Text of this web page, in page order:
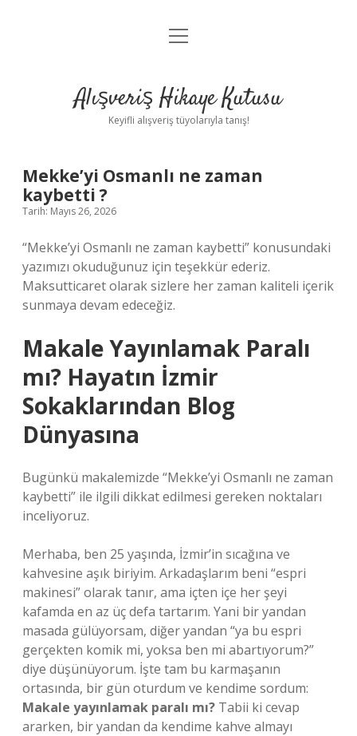
Anasayfa
Yasal Uyarı
menüyü
Alışveriş Hikaye Kutusu
Keyifli alışveriş tüyolarıyla tanış!
Mekke’yi Osmanlı ne zaman
kaybetti ?
Tarih: Mayıs 26, 2026
“Mekke’yi Osmanlı ne zaman kaybetti” konusundaki
yazımızı okuduğunuz için teşekkür ederiz.
Maksutticaret olarak sizlere her zaman kaliteli içerik
sunmaya devam edeceğiz.
Makale Yayınlamak Paralı
mı? Hayatın İzmir
Sokaklarından Blog
Dünyasına
Bugünkü makalemizde “Mekke’yi Osmanlı ne zaman
kaybetti” ile ilgili dikkat edilmesi gereken noktaları
inceliyoruz.
Merhaba, ben 25 yaşında, İzmir’in sıcağına ve
kahvesine aşık biriyim. Arkadaşlarım beni “espri
makinesi” olarak tanır, ama içten içe her şeyi
kafamda en az üç defa tartarım. Yani bir yandan
masada gülüyorsam, diğer yandan “ya bu espri
gerçekten komik mi, yoksa ben mi abartıyorum?”
diye düşünüyorum. İşte tam bu karmaşanın
ortasında, bir gün oturdum ve kendime sordum:
Makale yayınlamak paralı mı? Tabii ki cevap
ararken, bir yandan da kendime kahve almayı